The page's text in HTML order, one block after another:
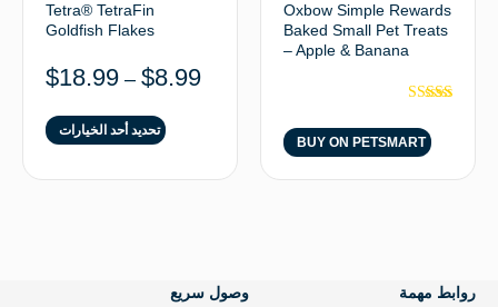
Oxbow Simple Rewards
Baked Small Pet Treats
– Apple & Banana
5.00
من 5
BUY ON PETSMART
Tetra® TetraFin
Goldfish Flakes
$8.99
–
$18.99
تحديد أحد الخيارات
روابط مهمة وصول سريع